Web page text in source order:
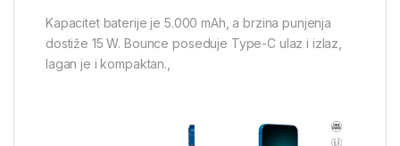
Kapacitet baterije je 5.000 mAh, a brzina punjenja
dostiže 15 W. Bounce poseduje Type-C ulaz i izlaz,
lagan je i kompaktan.,